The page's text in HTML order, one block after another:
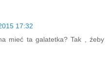
17:32
mieć ta galatetka? Tak , źeby